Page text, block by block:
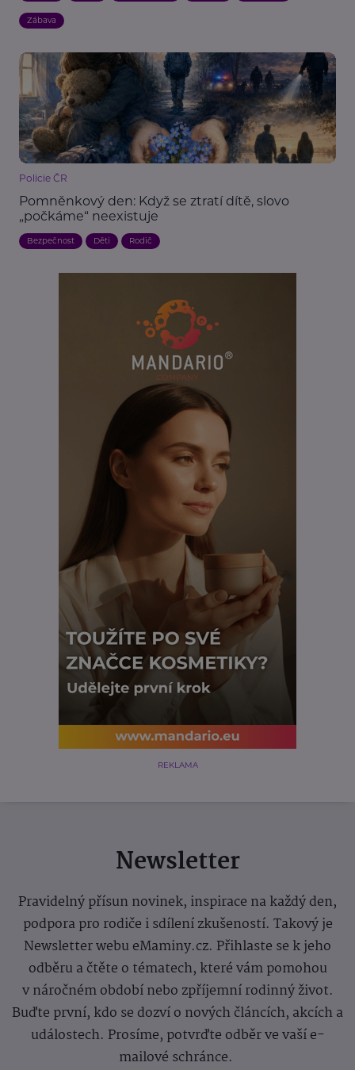
Zábava
Policie ČR
Pomněnkový den: Když se ztratí dítě, slovo
„počkáme“ neexistuje
Bezpečnost Děti Rodič
REKLAMA
Newsletter
Pravidelný přísun novinek, inspirace na každý den,
podpora pro rodiče i sdílení zkušeností. Takový je
Newsletter webu eMaminy.cz. Přihlaste se k jeho
odběru a čtěte o tématech, které vám pomohou
v náročném období nebo zpříjemní rodinný život.
Buďte první, kdo se dozví o nových článcích, akcích a
událostech. Prosíme, potvrďte odběr ve vaší e-
mailové schránce.